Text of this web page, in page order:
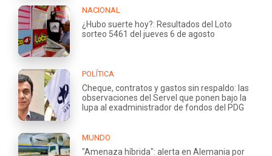
NACIONAL
¿Hubo suerte hoy?: Resultados del Loto
sorteo 5461 del jueves 6 de agosto
POLÍTICA
Cheque, contratos y gastos sin respaldo: las
observaciones del Servel que ponen bajo la
lupa al exadministrador de fondos del PDG
MUNDO
"Amenaza híbrida": alerta en Alemania por